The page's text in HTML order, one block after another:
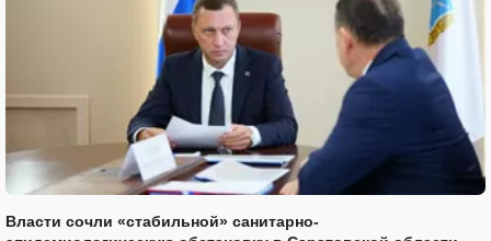
Власти сочли «стабильной» санитарно-